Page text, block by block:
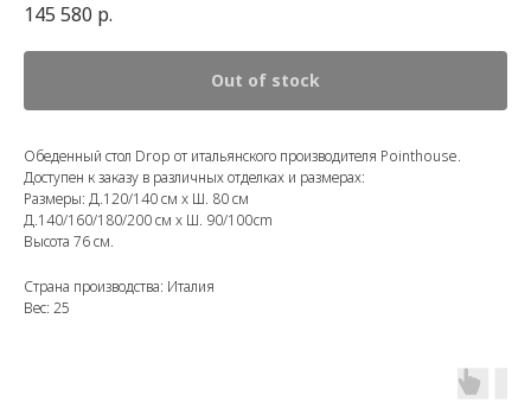
145 580 р.
Out of stock
Обеденный стол Drop от итальянского производителя Pointhouse.
Доступен к заказу в различных отделках и размерах:
Размеры: Д.120/140 см x Ш. 80 см
Д.140/160/180/200 см x Ш. 90/100cm
Высота 76 см.
Страна производства: Италия
Вес: 25